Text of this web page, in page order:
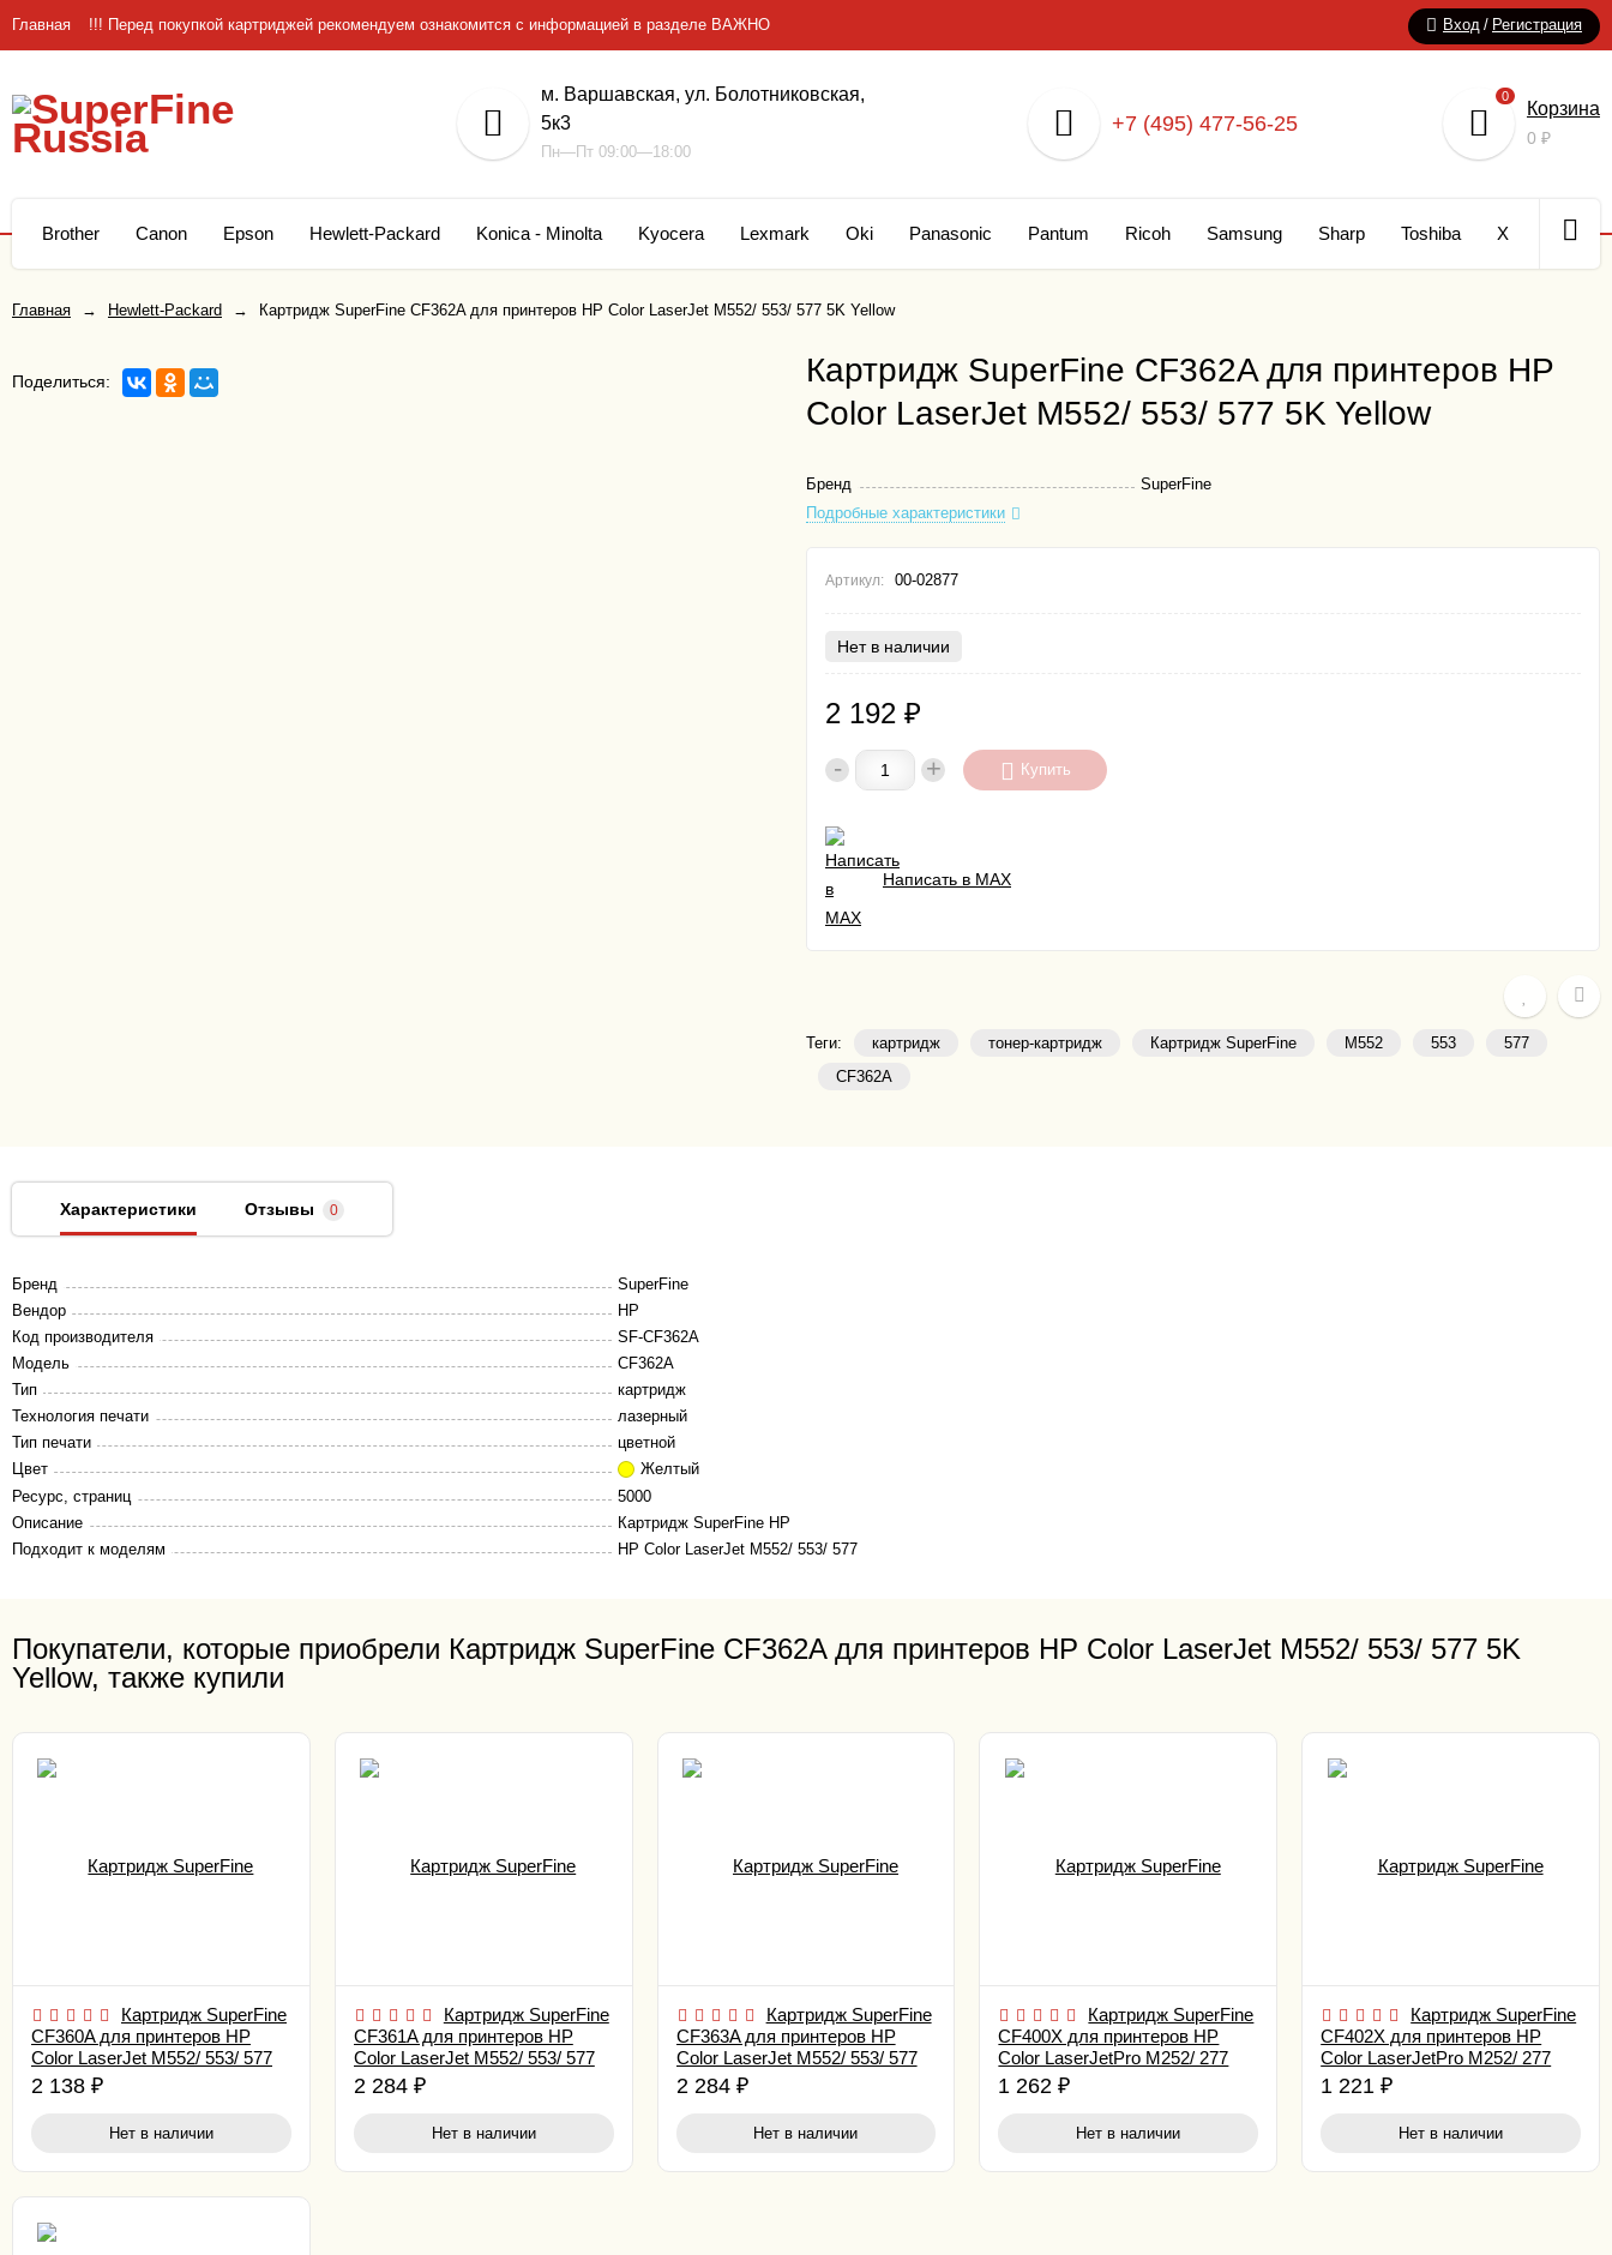
Вход / Регистрация
Главная !!! Перед покупкой картриджей рекомендуем ознакомится с информацией в разделе ВАЖНО
м. Варшавская, ул. Болотниковская,
5к3
Пн—Пт 09:00—18:00
+7 (495) 477-56-25
0
Корзина
0 ₽
Brother Canon Epson Hewlett-Packard Konica - Minolta Kyocera Lexmark Oki Panasonic Pantum Ricoh Samsung Sharp Toshiba Xerox
Главная → Hewlett-Packard → Картридж SuperFine CF362A для принтеров HP Color LaserJet M552/ 553/ 577 5K Yellow
Поделиться:
Картридж SuperFine CF362A для принтеров HP
Color LaserJet M552/ 553/ 577 5K Yellow
Бренд
SuperFine
Подробные характеристики
Артикул: 00-02877
Нет в наличии
2 192 ₽
- + Купить
Написать в MAX
Теги: картридж тонер-картридж Картридж SuperFine M552 553
577
CF362A
Характеристики Отзывы 0
Бренд
SuperFine
Вендор
HP
Код производителя
SF-CF362A
Модель
CF362A
Тип
картридж
Технология печати
лазерный
Тип печати
цветной
Цвет
Желтый
Ресурс, страниц
5000
Описание
Картридж SuperFine HP
Подходит к моделям
HP Color LaserJet M552/ 553/ 577
Покупатели, которые приобрели Картридж SuperFine CF362A для принтеров HP Color LaserJet M552/ 553/ 577 5K
Yellow, также купили
Картридж SuperFine
CF360A для принтеров HP
Color LaserJet M552/ 553/ 577
6K Black
2 138 ₽
Нет в наличии
Картридж SuperFine
CF361A для принтеров HP
Color LaserJet M552/ 553/ 577
5K Cyan
2 284 ₽
Нет в наличии
Картридж SuperFine
CF363A для принтеров HP
Color LaserJet M552/ 553/ 577
5K Magenta
2 284 ₽
Нет в наличии
Картридж SuperFine
CF400X для принтеров HP
Color LaserJetPro M252/ 277
2.8K Black
1 262₽
Нет в наличии
Картридж SuperFine
CF402X для принтеров HP
Color LaserJetPro M252/ 277
2.3K Yellow
1 221₽
Нет в наличии